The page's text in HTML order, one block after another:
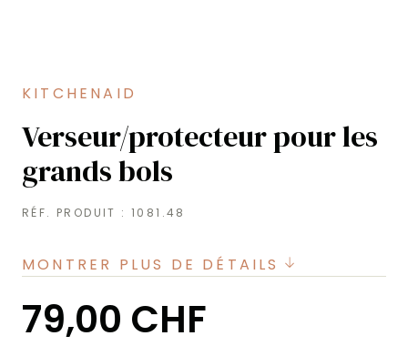
KITCHENAID
Verseur/protecteur pour les
grands bols
RÉF. PRODUIT :1081.48
MONTRER PLUS DE DÉTAILS
Prix régulier :
79,00 CHF